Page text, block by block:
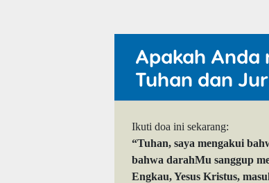
Apakah Anda
Tuhan dan
Ikuti doa ini sekarang:
“Tuhan, saya mengakui
bahwa darahMu sanggup
Engkau, Yesus Kristus,